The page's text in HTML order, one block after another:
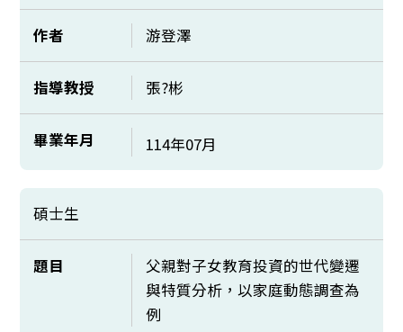
作者 游登澤
指導教授 張?彬
畢業年月 114年07月
碩士生
題目
父親對子女教育投資的世代變遷
與特質分析，以家庭動態調查為
例